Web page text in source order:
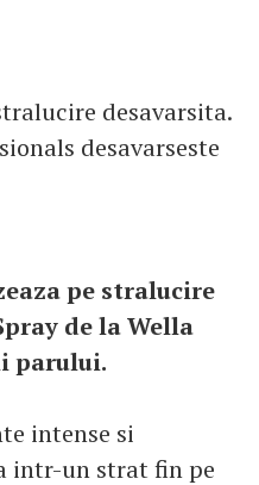
desavarsita.
desavarseste
pe stralucire
de la Wella
parului.
intense si
intr-un strat fin pe